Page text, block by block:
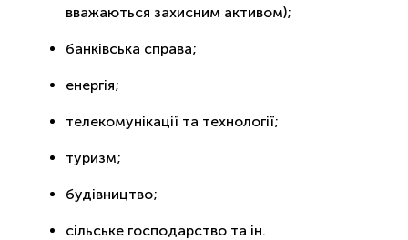
вважаються захисним активом);
банківська справа;
енергія;
телекомунікації та технології;
туризм;
будівництво;
сільське господарство та ін.